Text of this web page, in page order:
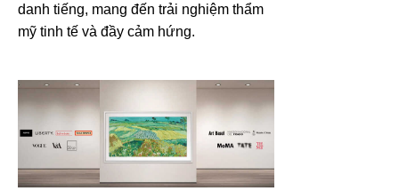
danh tiếng, mang đến trải nghiệm thẩm
mỹ tinh tế và đầy cảm hứng.